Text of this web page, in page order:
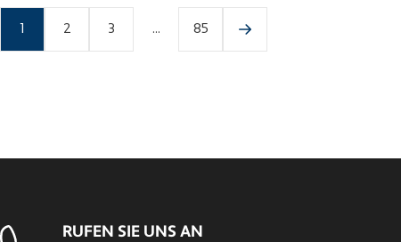
2 3 ... 85
RUFEN SIE UNS AN